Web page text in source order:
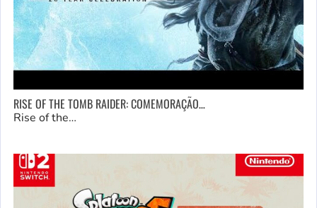
RISE OF THE TOMB RAIDER: COMEMORAÇÃO…
Rise of the…